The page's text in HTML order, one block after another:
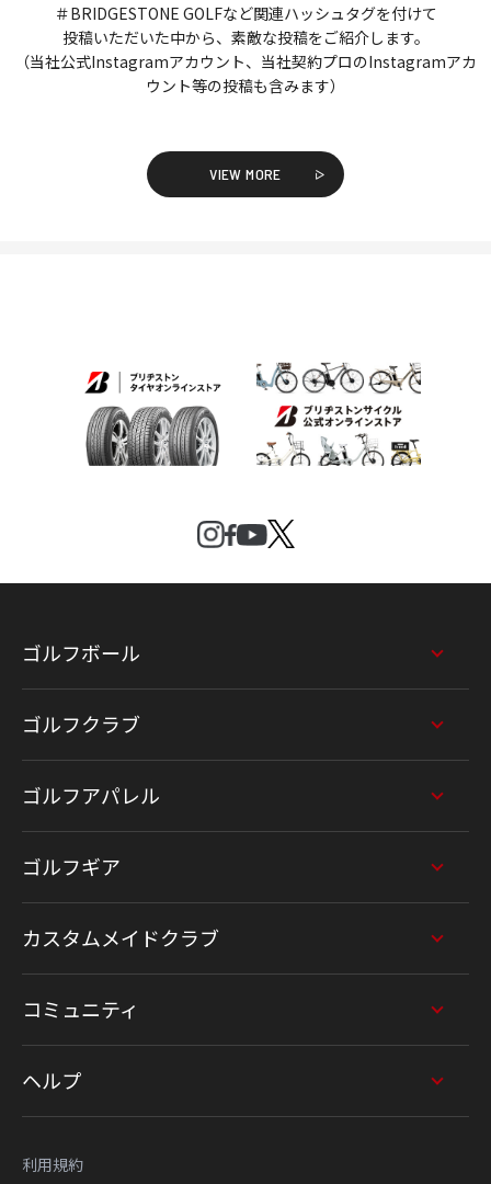
＃BRIDGESTONE GOLFなど関連ハッシュタグを付けて
投稿いただいた中から、素敵な投稿をご紹介します。
（当社公式Instagramアカウント、当社契約プロのInstagramアカ
ウント等の投稿も含みます）
VIEW MORE
ゴルフボール
ゴルフクラブ
ゴルフアパレル
ゴルフギア
カスタムメイドクラブ
コミュニティ
ヘルプ
利用規約